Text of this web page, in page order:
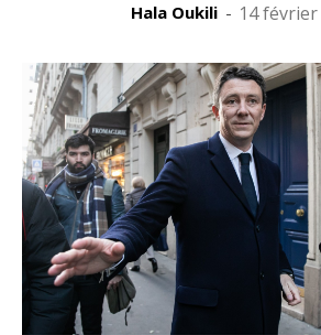
Hala Oukili - 14 février